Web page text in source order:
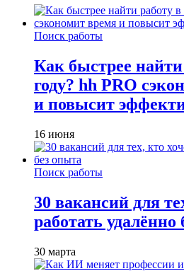
Поиск работы
Как быстрее найти
году? hh PRO
и повысит
16 июня
Поиск работы
30 вакансий для
работать удалённо
30 марта